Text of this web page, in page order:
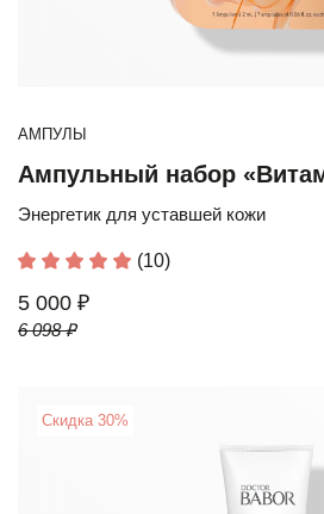
АМПУЛЫ
Ампульный набор
Энергетик для уставшей кожи
(10)
5 000 ₽
6 098 ₽
Скидка 30%